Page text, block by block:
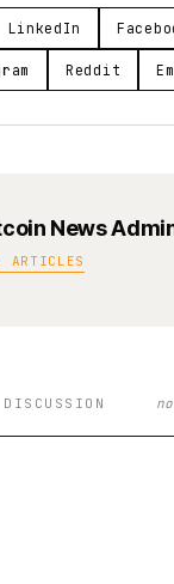
LinkedIn
Reddit
News
ARTICLES